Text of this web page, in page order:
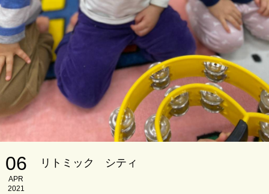
06
APR
2021
リトミック シティ